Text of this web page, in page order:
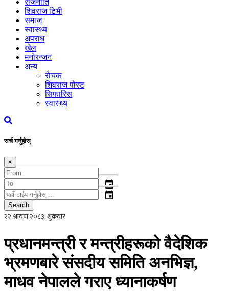
राजनीति
शिवराज टिभी
समाज
स्वास्थ्य
अपराध
खेल
मनोरन्जन
अन्य
रोचक
शिवराज पोस्ट
सिफारिस
स्वास्थ्य
सर्च गर्नुहोस्
×
event
event
Search
प्रधानमन्त्री र मन्त्रीहरूको वैदेशिक
भ्रमणबारे संसदीय समिति अनभिज्ञ,
माधव नेपालले गराए ध्यानाकर्षण